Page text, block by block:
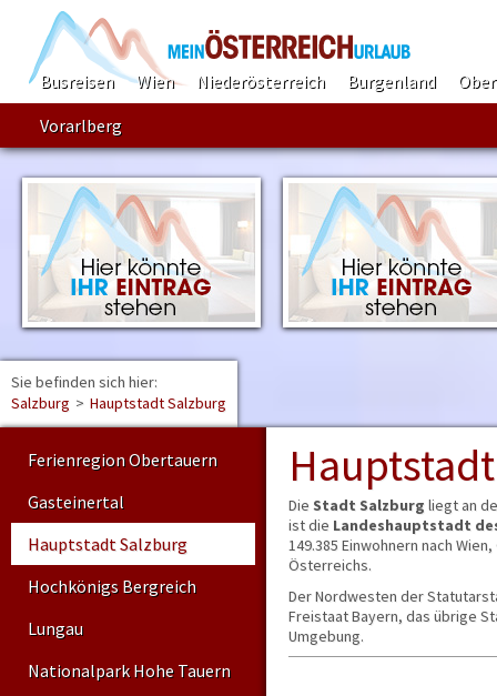
Busreisen Wien Niederösterreich Burgenland
Vorarlberg
Sie befinden sich hier:
Salzburg > Hauptstadt Salzburg
Ferienregion Obertauern
Gasteinertal
Hauptstadt Salzburg
Hochkönigs Bergreich
Lungau
Nationalpark Hohe Tauern
Die Stadt Salzburg liegt an
ist die Landeshauptstadt
149.385 Einwohnern nach
Österreichs.
Der Nordwesten der
Freistaat Bayern, das übrige
Umgebung.